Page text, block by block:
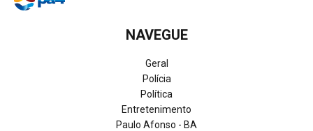
NAVEGUE
Geral
Polícia
Política
Entretenimento
Paulo Afonso - BA